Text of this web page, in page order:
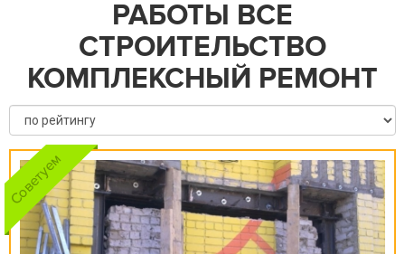
РАБОТЫ ВСЕ
СТРОИТЕЛЬСТВО
КОМПЛЕКСНЫЙ РЕМОНТ